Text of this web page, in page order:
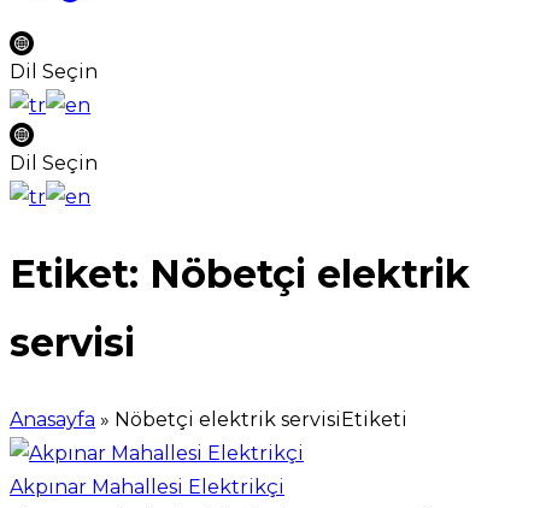
Dil Seçin
Dil Seçin
Etiket: Nöbetçi elektrik
servisi
Anasayfa » Nöbetçi elektrik servisiEtiketi
Akpınar Mahallesi Elektrikçi